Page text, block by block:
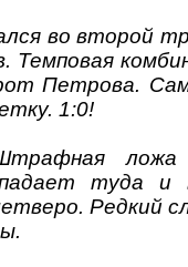
во второй
Петрова.
1:0!
ложа
туда и
Редкий